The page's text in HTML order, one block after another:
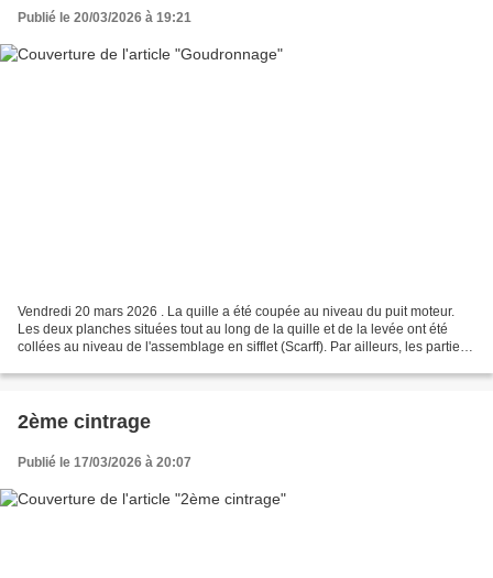
Publié le 20/03/2026 à 19:21
Vendredi 20 mars 2026 . La quille a été coupée au niveau du puit moteur.
Les deux planches situées tout au long de la quille et de la levée ont été
collées au niveau de l'assemblage en sifflet (Scarff). Par ailleurs, les parties
2ème cintrage
Publié le 17/03/2026 à 20:07